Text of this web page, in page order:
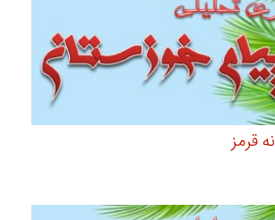
قرمز